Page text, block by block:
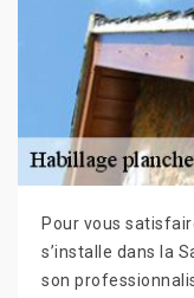
Pour vous
s’installe dans la
son